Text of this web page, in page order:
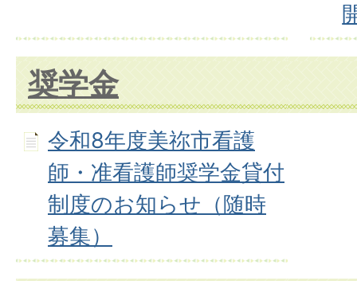
奨学金
令和8年度美祢市看護
師・准看護師奨学金貸付
制度のお知らせ（随時
募集）